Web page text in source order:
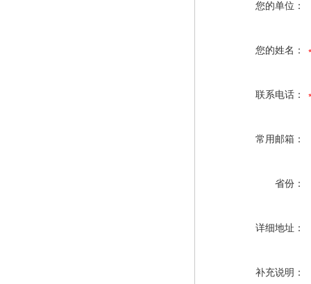
您的单位：
您的姓名：
联系电话：
常用邮箱：
省份：
详细地址：
补充说明：